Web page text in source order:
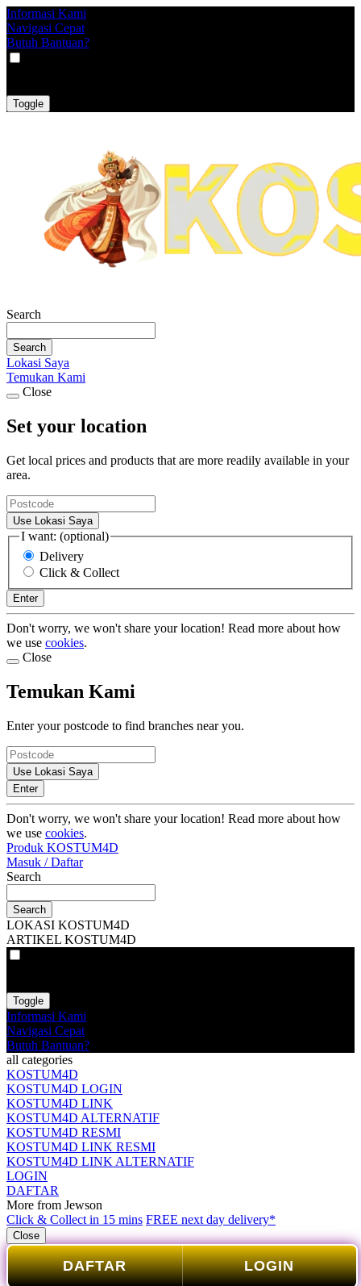
Informasi Kami
Navigasi Cepat
Butuh Bantuan?
Toggle
Search
Search
Lokasi Saya
Temukan Kami
Close
Set your location
Get local prices and products that are more readily available in your
area.
Use Lokasi Saya
I want: (optional)
Delivery
Click & Collect
Enter
Don't worry, we won't share your location! Read more about how
we use cookies.
Close
Temukan Kami
Enter your postcode to find branches near you.
Use Lokasi Saya
Enter
Don't worry, we won't share your location! Read more about how
we use cookies.
Produk KOSTUM4D
Masuk / Daftar
Search
Search
LOKASI KOSTUM4D
ARTIKEL KOSTUM4D
Toggle
Informasi Kami
Navigasi Cepat
Butuh Bantuan?
all categories
KOSTUM4D
KOSTUM4D LOGIN
KOSTUM4D LINK
KOSTUM4D ALTERNATIF
KOSTUM4D RESMI
KOSTUM4D LINK RESMI
KOSTUM4D LINK ALTERNATIF
LOGIN
DAFTAR
More from Jewson
Click & Collect in 15 mins FREE next day delivery*
Close
DAFTAR LOGIN